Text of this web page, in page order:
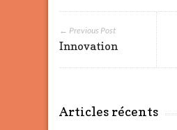
← Previous Post
Innovation
Articles récents